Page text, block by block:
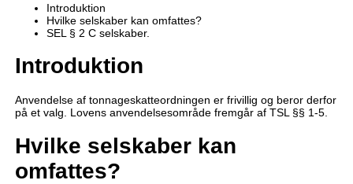
Introduktion
Hvilke selskaber kan omfattes?
SEL § 2 C selskaber.
Introduktion
Anvendelse af tonnageskatteordningen er frivillig og beror derfor
på et valg. Lovens anvendelsesområde fremgår af TSL §§ 1-5.
Hvilke selskaber kan
omfattes?